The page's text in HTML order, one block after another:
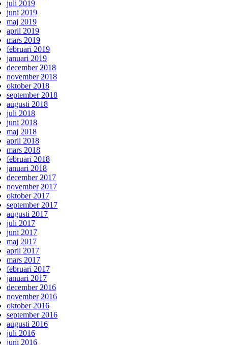
juli 2019
juni 2019
maj 2019
april 2019
mars 2019
februari 2019
januari 2019
december 2018
november 2018
oktober 2018
september 2018
augusti 2018
juli 2018
juni 2018
maj 2018
april 2018
mars 2018
februari 2018
januari 2018
december 2017
november 2017
oktober 2017
september 2017
augusti 2017
juli 2017
juni 2017
maj 2017
april 2017
mars 2017
februari 2017
januari 2017
december 2016
november 2016
oktober 2016
september 2016
augusti 2016
juli 2016
juni 2016